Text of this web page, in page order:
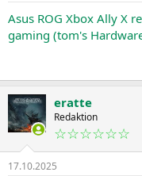
Asus ROG Xbox Ally X
gaming (tom's
eratte
Redaktion
☆☆☆☆☆☆
17.10.2025